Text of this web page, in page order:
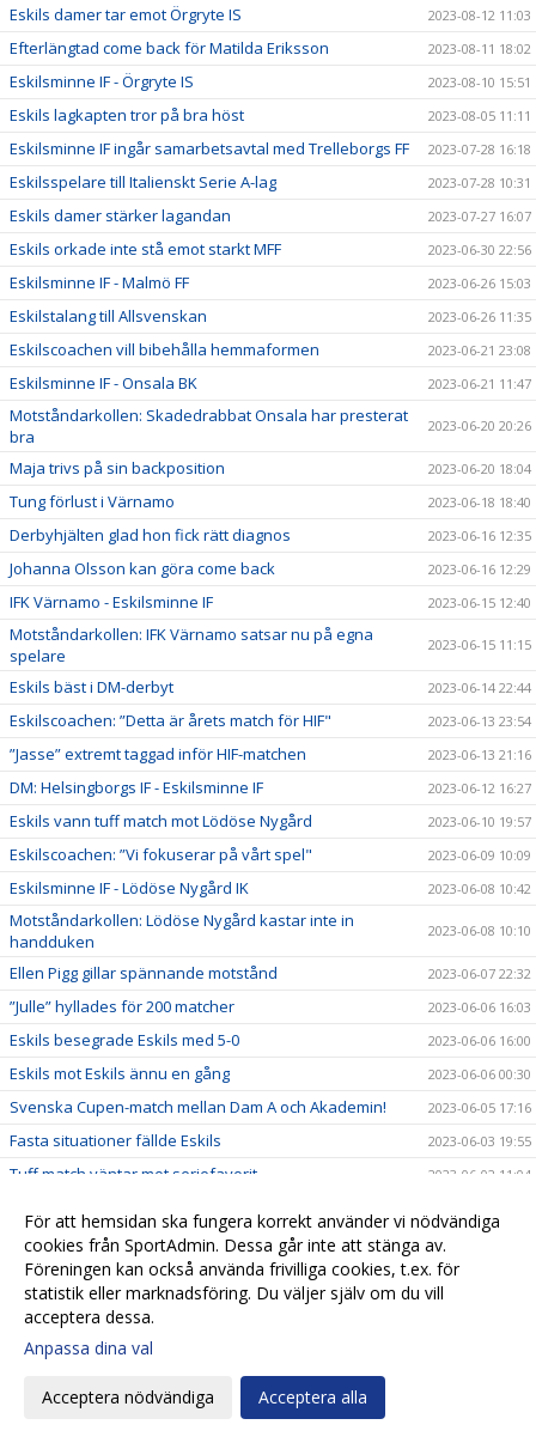
Eskils damer tar emot Örgryte IS 2023-08-12 11:03
Efterlängtad come back för Matilda Eriksson 2023-08-11 18:02
Eskilsminne IF - Örgryte IS 2023-08-10 15:51
Eskils lagkapten tror på bra höst 2023-08-05 11:11
Eskilsminne IF ingår samarbetsavtal med Trelleborgs FF 2023-07-28 16:18
Eskilsspelare till Italienskt Serie A-lag 2023-07-28 10:31
Eskils damer stärker lagandan 2023-07-27 16:07
Eskils orkade inte stå emot starkt MFF 2023-06-30 22:56
Eskilsminne IF - Malmö FF 2023-06-26 15:03
Eskilstalang till Allsvenskan 2023-06-26 11:35
Eskilscoachen vill bibehålla hemmaformen 2023-06-21 23:08
Eskilsminne IF - Onsala BK 2023-06-21 11:47
Motståndarkollen: Skadedrabbat Onsala har presterat
bra
2023-06-20 20:26
Maja trivs på sin backposition 2023-06-20 18:04
Tung förlust i Värnamo 2023-06-18 18:40
Derbyhjälten glad hon fick rätt diagnos 2023-06-16 12:35
Johanna Olsson kan göra come back 2023-06-16 12:29
IFK Värnamo - Eskilsminne IF 2023-06-15 12:40
Motståndarkollen: IFK Värnamo satsar nu på egna
spelare
2023-06-15 11:15
Eskils bäst i DM-derbyt 2023-06-14 22:44
Eskilscoachen: ”Detta är årets match för HIF" 2023-06-13 23:54
”Jasse” extremt taggad inför HIF-matchen 2023-06-13 21:16
DM: Helsingborgs IF - Eskilsminne IF 2023-06-12 16:27
Eskils vann tuff match mot Lödöse Nygård 2023-06-10 19:57
Eskilscoachen: ”Vi fokuserar på vårt spel" 2023-06-09 10:09
Eskilsminne IF - Lödöse Nygård IK 2023-06-08 10:42
Motståndarkollen: Lödöse Nygård kastar inte in
handduken
2023-06-08 10:10
Ellen Pigg gillar spännande motstånd 2023-06-07 22:32
”Julle” hyllades för 200 matcher 2023-06-06 16:03
Eskils besegrade Eskils med 5-0 2023-06-06 16:00
Eskils mot Eskils ännu en gång 2023-06-06 00:30
Svenska Cupen-match mellan Dam A och Akademin! 2023-06-05 17:16
Fasta situationer fällde Eskils 2023-06-03 19:55
Tuff match väntar mot seriefavorit 2023-06-02 11:04
nyförvärv
2023-06-01 09:50
”Aggi” närmar sig toppformen 2023-05-30 21:51
IS Halmia - Eskilsminne IF 2023-05-30 10:56
Alma Bertilssons hat trick sänkte Mariebo
Motståndarkollen: Mariebo IK satsar på egna talanger
Eskilsminne IF - Mariebo IK
Alma inne på femte paret fotbollsskor
För att hemsidan ska fungera korrekt använder vi nödvändiga
cookies från SportAdmin. Dessa går inte att stänga av.
Föreningen kan också använda frivilliga cookies, t.ex. för
statistik eller marknadsföring. Du väljer själv om du vill
acceptera dessa.
Anpassa dina val
Acceptera nödvändiga Acceptera alla